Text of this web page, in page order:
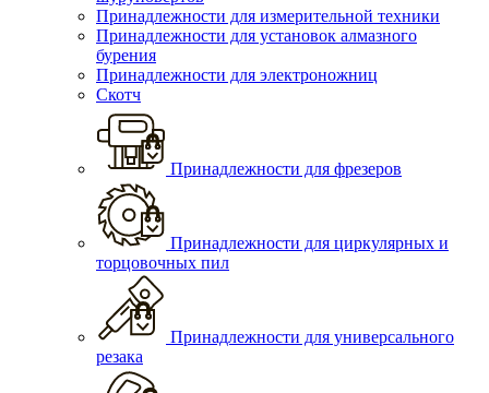
Принадлежности для измерительной техники
Принадлежности для установок алмазного
бурения
Принадлежности для электроножниц
Скотч
Принадлежности для фрезеров
Принадлежности для циркулярных и
торцовочных пил
Принадлежности для универсального
резака